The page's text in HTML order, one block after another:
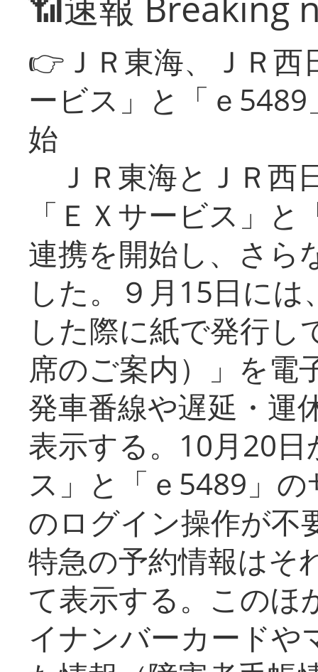
👉ＪＲ東海、ＪＲ
ービス」と「ｅ
始
ＪＲ東海とＪＲ西
「ＥＸサービス」
連携を開始し、さら
した。９月15日に
した際に紙で発行し
席のご案内）」を電
発車番線や遅延・運
表示する。10月20
ス」と「ｅ5489」
のログイン操作が不
特急の予約情報はそ
て表示する。このほ
イナンバーカードや